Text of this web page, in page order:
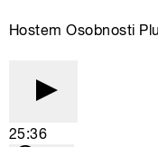
Hostem Osobnosti
25:36